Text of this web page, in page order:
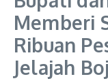
Memberi
Ribuan
Jelajah